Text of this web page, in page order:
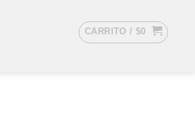
CARRITO / $0